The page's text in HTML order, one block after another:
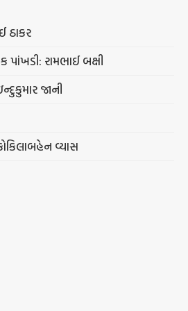
ઠાકર
પાંખડી: રામભાઈ બક્ષી
જાની
વ્યાસ